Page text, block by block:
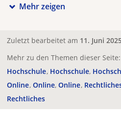
Mehr zeigen
Zuletzt bearbeitet am 11. Juni
Mehr zu den Themen dieser Seite:
Hochschule Hochschule
Online Online Online
Rechtliches